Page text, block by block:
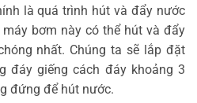
là quá trình hút và đẩy nước
bơm này có thể hút và đẩy
nhất. Chúng ta sẽ lắp đặt
đáy giếng cách đáy khoảng 3
đứng để hút nước.